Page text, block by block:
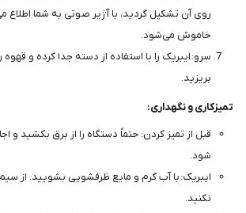
روی آن تشکیل گردید، با آژیر صوتی به شما اطلاع
خاموش می‌شود.
سرو: ایبریک را با استفاده از دسته جدا کرده و قهوه
بریزید.
تمیزکاری و نگهداری:
قبل از تمیز کردن: حتماً دستگاه را از برق بکشید و
شود.
ایبریک: با آب گرم و مایع ظرفشویی بشویید. از
نکنید.